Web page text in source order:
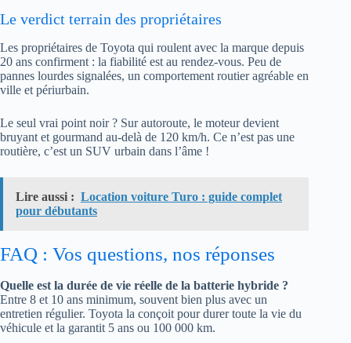
Le verdict terrain des propriétaires
Les propriétaires de Toyota qui roulent avec la marque depuis
20 ans confirment : la fiabilité est au rendez-vous. Peu de
pannes lourdes signalées, un comportement routier agréable en
ville et périurbain.
Le seul vrai point noir ? Sur autoroute, le moteur devient
bruyant et gourmand au-delà de 120 km/h. Ce n’est pas une
routière, c’est un SUV urbain dans l’âme !
Lire aussi : Location voiture Turo : guide complet
pour débutants
FAQ : Vos questions, nos réponses
Quelle est la durée de vie réelle de la batterie hybride ?
Entre 8 et 10 ans minimum, souvent bien plus avec un
entretien régulier. Toyota la conçoit pour durer toute la vie du
véhicule et la garantit 5 ans ou 100 000 km.